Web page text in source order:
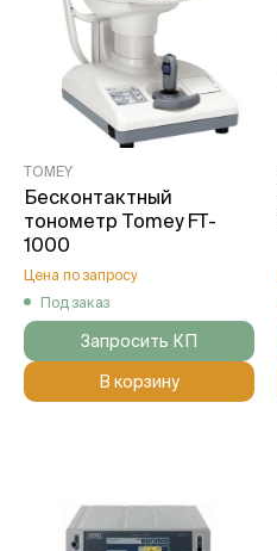
TOMEY
Бесконтактный
тонометр Tomey FT-
1000
Цена по запросу
Под заказ
Запросить КП
В корзину